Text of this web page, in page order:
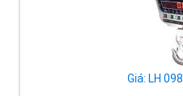
Giá: LH